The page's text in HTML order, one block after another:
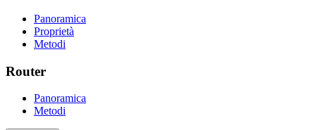
Panoramica
Proprietà
Metodi
Router
Panoramica
Metodi